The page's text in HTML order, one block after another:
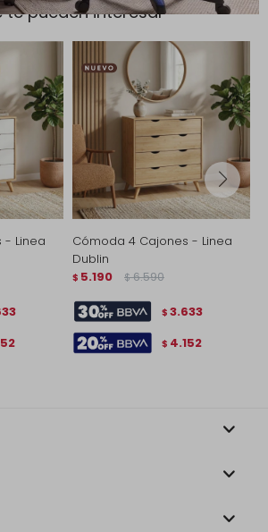
te pueden interesar
- Linea
Cómoda 4 Cajones - Linea
Dublin
$ 5.190 $ 6.590
$ 3.633
$ 4.152